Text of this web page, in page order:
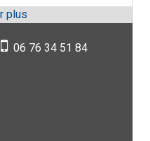
06 76 34 51 84